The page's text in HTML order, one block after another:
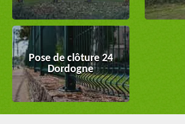
Pose de clôture 24
Dordogne